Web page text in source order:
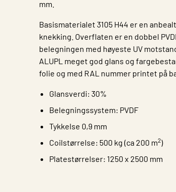
mm.
Basismaterialet 3105 H44 er en
knekking. Overflaten er en dobbel
belegningen med høyeste UV
ALUPL meget god glans og
folie og med RAL nummer printet på
Glansverdi: 30%
Belegningssystem: PVDF
Tykkelse 0,9 mm
Coilstørrelse: 500 kg (ca 200 m2)
Platestørrelser: 1250 x 2500 mm